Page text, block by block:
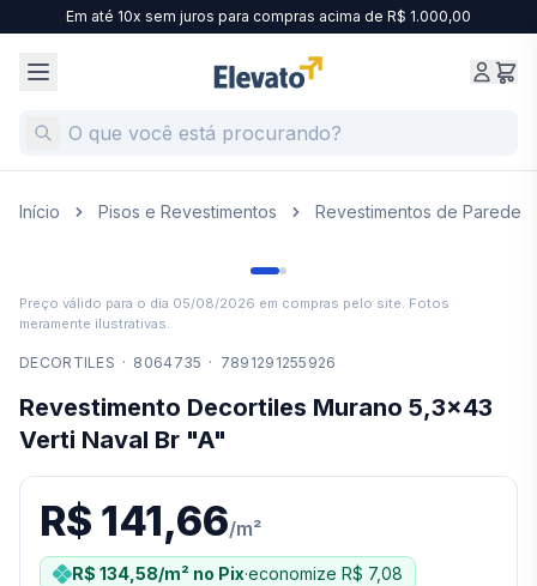
Em até 10x sem juros para compras acima de R$ 1.000,00
Início Pisos e Revestimentos Revestimentos de Parede
Preço válido para o dia 05/08/2026 em compras pelo site. Fotos
meramente ilustrativas.
DECORTILES · 8064735 · 7891291255926
Revestimento Decortiles Murano 5,3x43
Verti Naval Br "A"
R$ 141,66/m²
R$ 134,58/m² no Pix·economize R$ 7,08